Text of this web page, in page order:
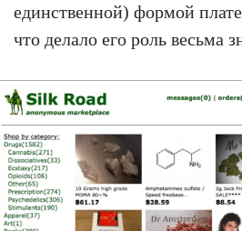
единственной) формой
что делало его роль весьма